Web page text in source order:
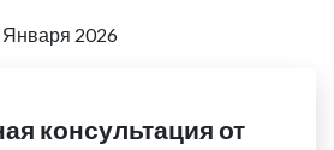
2026
консультация от